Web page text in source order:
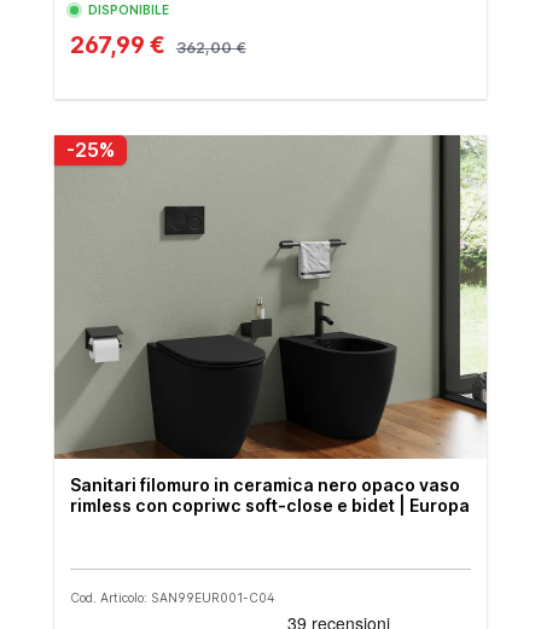
DISPONIBILE
267,99 € 362,00 €
-25%
Sanitari filomuro in ceramica nero opaco vaso
rimless con copriwc soft-close e bidet | Europa
Cod. Articolo: SAN99EUR001-C04